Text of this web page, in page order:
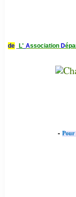
de
L' Association D
- Pour